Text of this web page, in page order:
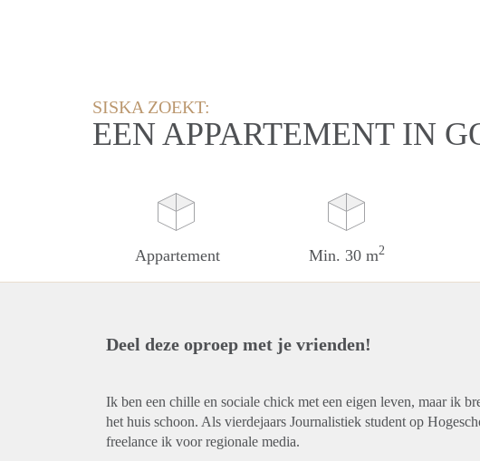
SISKA ZOEKT:
EEN APPARTEMENT IN
Appartement Min. 30 m2
Deel deze oproep met je vrienden!
Ik ben een chille en sociale chick met een eigen leven, maar ik
het huis schoon. Als vierdejaars Journalistiek student op
freelance ik voor regionale media.